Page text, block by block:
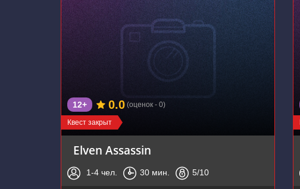
Квест закрыт
12+ 0.0 (оценок - 0)
Elven Assassin
1-4 чел. 30 мин. 5/10